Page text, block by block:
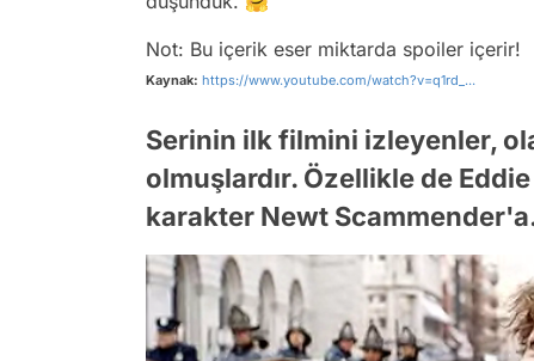
Not: Bu içerik eser miktarda spoiler içerir!
Kaynak: https://www.youtube.com/watch?v=q1rd_...
Serinin ilk filmini izleyenler,
olmuşlardır. Özellikle de
karakter Newt